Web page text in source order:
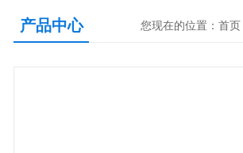
产品中心 您现在的位置： 首页